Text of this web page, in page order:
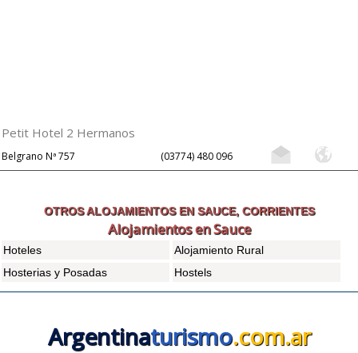
Petit Hotel 2 Hermanos
Belgrano Nª 757 (03774) 480 096
OTROS ALOJAMIENTOS EN SAUCE, CORRIENTES
Alojamientos en Sauce
Hoteles
Alojamiento Rural
Hosterias y Posadas
Hostels
Argentinaturismo.com.ar